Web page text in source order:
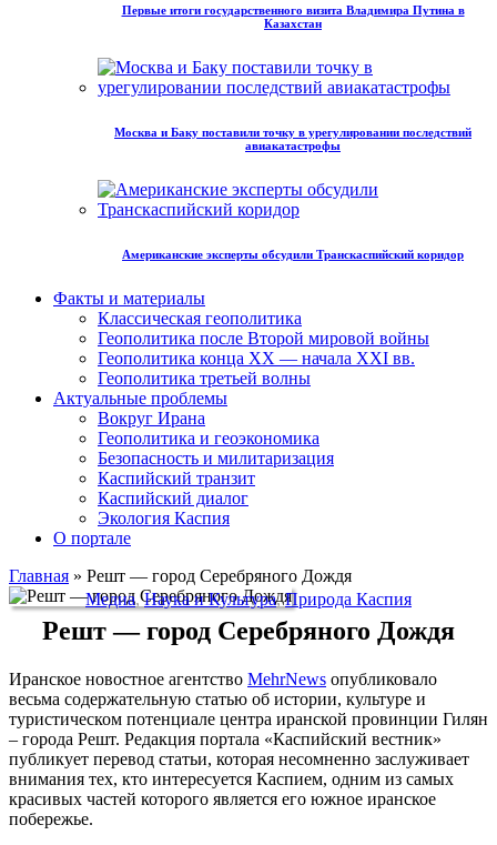
Первые итоги государственного визита Владимира Путина в
Казахстан
Москва и Баку поставили точку в урегулировании последствий
авиакатастрофы
Американские эксперты обсудили Транскаспийский коридор
Факты и материалы
Классическая геополитика
Геополитика после Второй мировой войны
Геополитика конца XX — начала XXI вв.
Геополитика третьей волны
Актуальные проблемы
Вокруг Ирана
Геополитика и геоэкономика
Безопасность и милитаризация
Каспийский транзит
Каспийский диалог
Экология Каспия
О портале
Главная » Решт — город Серебряного Дождя
Медиа,Наука и Культура,Природа Каспия
Решт — город Серебряного Дождя
Иранское новостное агентство MehrNews опубликовало
весьма содержательную статью об истории, культуре и
туристическом потенциале центра иранской провинции Гилян
– города Решт. Редакция портала «Каспийский вестник»
публикует перевод статьи, которая несомненно заслуживает
внимания тех, кто интересуется Каспием, одним из самых
красивых частей которого является его южное иранское
побережье.